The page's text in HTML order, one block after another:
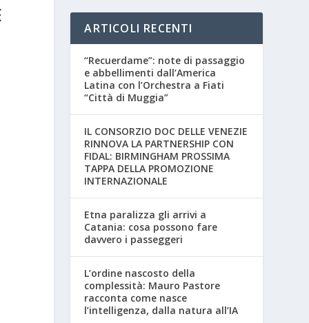
ARTICOLI RECENTI
“Recuerdame”: note di passaggio
e abbellimenti dall’America
Latina con l’Orchestra a Fiati
“Città di Muggia”
IL CONSORZIO DOC DELLE VENEZIE
RINNOVA LA PARTNERSHIP CON
FIDAL: BIRMINGHAM PROSSIMA
TAPPA DELLA PROMOZIONE
INTERNAZIONALE
Etna paralizza gli arrivi a
Catania: cosa possono fare
davvero i passeggeri
L’ordine nascosto della
complessità: Mauro Pastore
racconta come nasce
l’intelligenza, dalla natura all’IA